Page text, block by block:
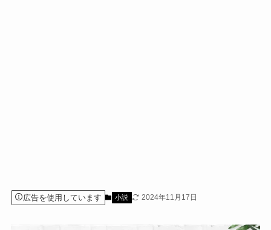
広告を使用しています 小説 2024年11月17日